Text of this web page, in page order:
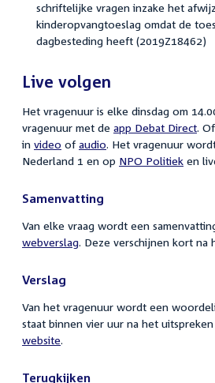
schriftelijke vragen inzake het
kinderopvangtoeslag omdat de
dagbesteding heeft (2019Z18462)
Live volgen
Het vragenuur is elke dinsdag om
vragenuur met de app Debat Direct.
in video of audio. Het vragenuur
Nederland 1 en op NPO Politiek en
Samenvatting
Van elke vraag wordt een
webverslag. Deze verschijnen kort na
Verslag
Van het vragenuur wordt een
staat binnen vier uur na het
website.
Terugkijken